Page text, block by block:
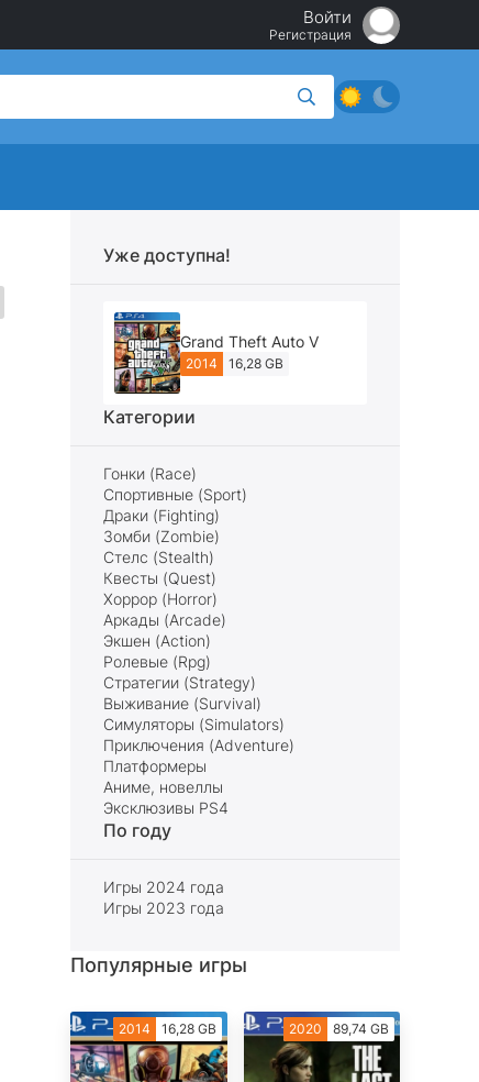
Войти
Регистрация
Уже доступна!
Grand Theft Auto V
2014 16,28 GB
Категории
Гонки (Race)
Спортивные (Sport)
Драки (Fighting)
Зомби (Zombie)
Стелс (Stealth)
Квесты (Quest)
Хоррор (Horror)
Аркады (Arcade)
Экшен (Action)
Ролевые (Rpg)
Стратегии (Strategy)
Выживание (Survival)
Симуляторы (Simulators)
Приключения (Adventure)
Платформеры
Аниме, новеллы
Эксклюзивы PS4
По году
Игры 2024 года
Игры 2023 года
Популярные игры
2014 16,28 GB 2020 89,74 GB